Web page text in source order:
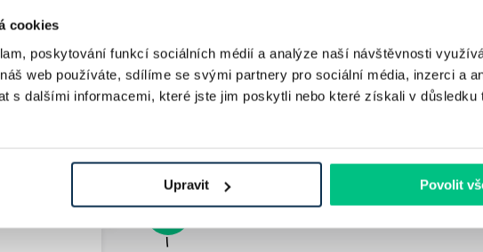
cookies
poskytování funkcí sociálních médií a analýze naší návštěvnosti
web používáte, sdílíme se svými partnery pro sociální média, inzerci a
s dalšími informacemi, které jste jim poskytli nebo které získali v důsledku
Upravit Povolit
trhu
Náš algoritmus
kombinací
vám e-